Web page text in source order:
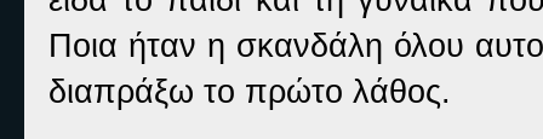
Ποια ήταν η σκανδάλη όλου
διαπράξω το πρώτο λάθος.